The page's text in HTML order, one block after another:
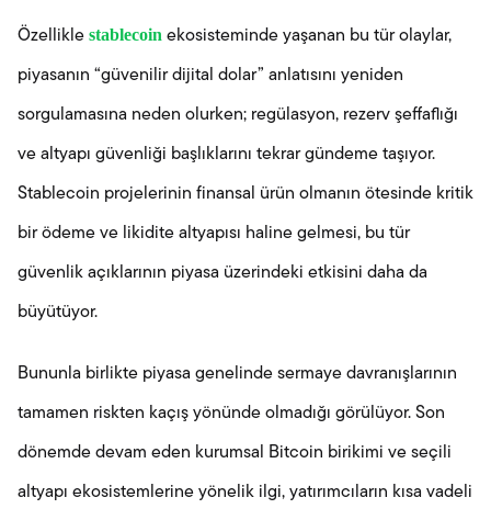
Özellikle stablecoin ekosisteminde yaşanan bu tür olaylar,
piyasanın “güvenilir dijital dolar” anlatısını yeniden
sorgulamasına neden olurken; regülasyon, rezerv şeffaflığı
ve altyapı güvenliği başlıklarını tekrar gündeme taşıyor.
Stablecoin projelerinin finansal ürün olmanın ötesinde kritik
bir ödeme ve likidite altyapısı haline gelmesi, bu tür
güvenlik açıklarının piyasa üzerindeki etkisini daha da
büyütüyor.
Bununla birlikte piyasa genelinde sermaye davranışlarının
tamamen riskten kaçış yönünde olmadığı görülüyor. Son
dönemde devam eden kurumsal Bitcoin birikimi ve seçili
altyapı ekosistemlerine yönelik ilgi, yatırımcıların kısa vadeli